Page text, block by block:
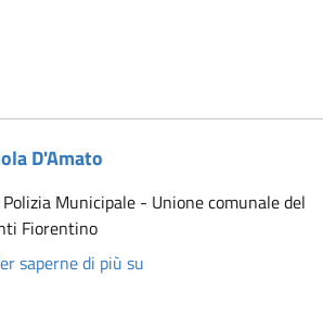
D'Amato
Municipale - Unione comunale del
Fiorentino
saperne di più su